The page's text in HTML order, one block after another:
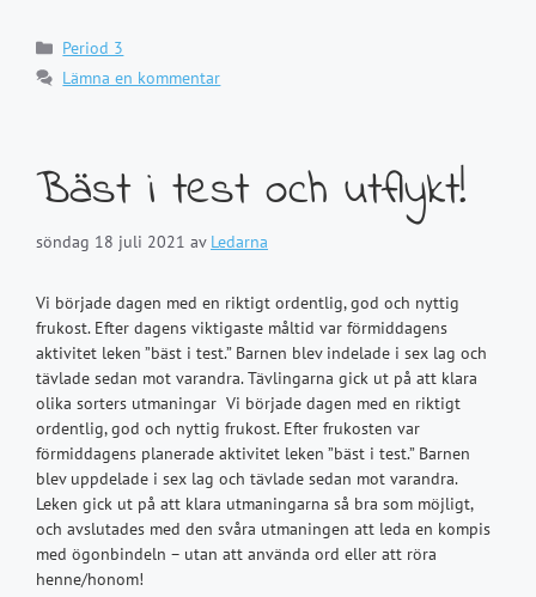
Kategorier
Period 3
Lämna en kommentar
Bäst i test och utflykt!
söndag 18 juli 2021 av Ledarna
Vi började dagen med en riktigt ordentlig, god och nyttig
frukost. Efter dagens viktigaste måltid var förmiddagens
aktivitet leken ”bäst i test.” Barnen blev indelade i sex lag och
tävlade sedan mot varandra. Tävlingarna gick ut på att klara
olika sorters utmaningar Vi började dagen med en riktigt
ordentlig, god och nyttig frukost. Efter frukosten var
förmiddagens planerade aktivitet leken ”bäst i test.” Barnen
blev uppdelade i sex lag och tävlade sedan mot varandra.
Leken gick ut på att klara utmaningarna så bra som möjligt,
och avslutades med den svåra utmaningen att leda en kompis
med ögonbindeln – utan att använda ord eller att röra
henne/honom!